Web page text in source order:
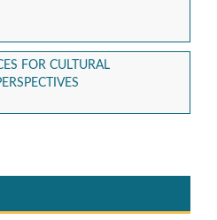
FOR CULTURAL